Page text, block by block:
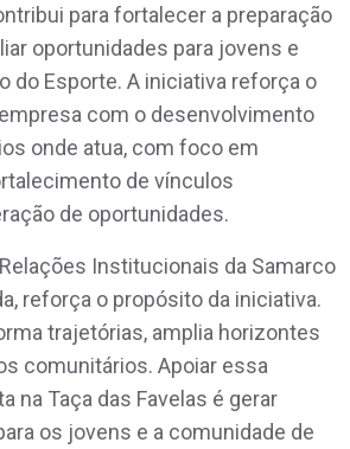
para fortalecer a preparação
oportunidades para jovens e
do Esporte. A iniciativa reforça o
com o desenvolvimento
onde atua, com foco em
de vínculos
de oportunidades.
Institucionais da Samarco
reforça o propósito da iniciativa.
trajetórias, amplia horizontes
comunitários. Apoiar essa
na Taça das Favelas é gerar
os jovens e a comunidade de